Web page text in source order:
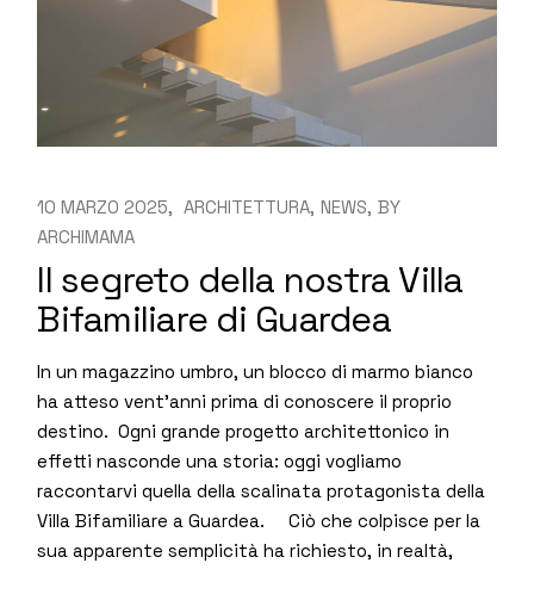
10 MARZO 2025 ARCHITETTURA NEWS BY
ARCHIMAMA
Il segreto della nostra Villa
Bifamiliare di Guardea
In un magazzino umbro, un blocco di marmo bianco
ha atteso vent’anni prima di conoscere il proprio
destino. Ogni grande progetto architettonico in
effetti nasconde una storia: oggi vogliamo
raccontarvi quella della scalinata protagonista della
Villa Bifamiliare a Guardea. Ciò che colpisce per la
sua apparente semplicità ha richiesto, in realtà,